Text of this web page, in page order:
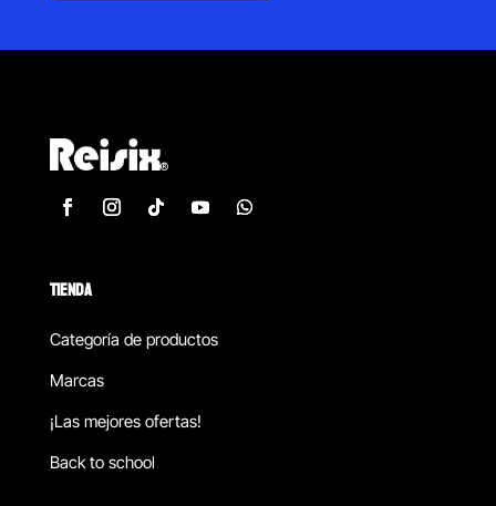
TIENDA
Categoría de productos
Marcas
¡Las mejores ofertas!
Back to school